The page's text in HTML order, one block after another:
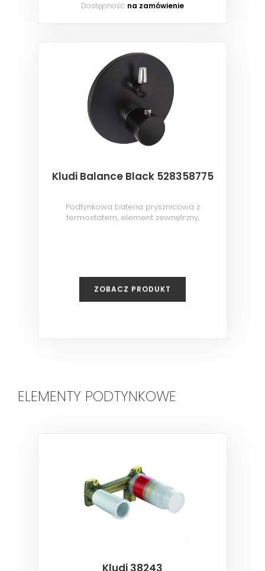
Dostępność: na zamówienie
Kludi Balance Black 528358775
Podtynkowa bateria prysznicowa z
termostatem, element zewnętrzny,
ZOBACZ PRODUKT
ELEMENTY PODTYNKOWE
Kludi 38243